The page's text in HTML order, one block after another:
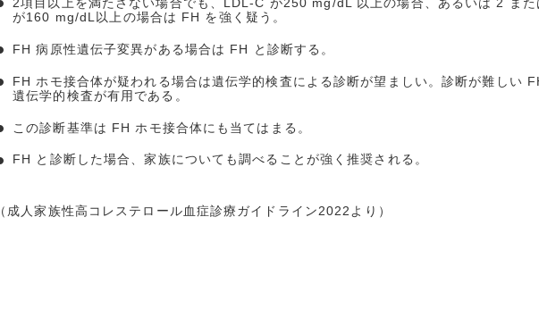
が160 mg/dL以上の場合は FH を強く疑う。
FH 病原性遺伝子変異がある場合は FH と診断する。
FH ホモ接合体が疑われる場合は遺伝学的検査による診断が望ましい。診断が難しい
遺伝学的検査が有用である。
この診断基準は FH ホモ接合体にも当てはまる。
FH と診断した場合、家族についても調べることが強く推奨される。
（成人家族性高コレステロール血症診療ガイドライン2022より）